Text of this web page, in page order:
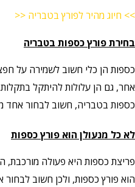
>> חיוג מהיר לפורץ בטבריה <<
בחירת פורץ כספות בטבריה
כספות הן כלי חשוב לשמירה על
אחר, גם הן עלולות להיתקל
כספות בטבריה, חשוב לבחור אחד
לא כל מנעולן הוא פורץ כספות
פריצת כספות היא פעולה מורכבת,
הוא פורץ כספות, ולכן חשוב